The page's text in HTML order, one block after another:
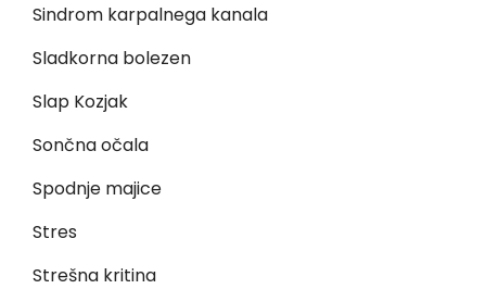
Sindrom karpalnega kanala
Sladkorna bolezen
Slap Kozjak
Sončna očala
Spodnje majice
Stres
Strešna kritina